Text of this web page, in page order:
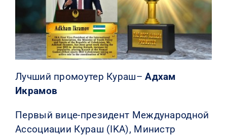
Лучший промоутер Кураш–Адхам
Икрамов
Первый вице-президент Международной
Ассоциации Кураш (IKA), Министр